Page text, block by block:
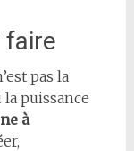
faire
pas la
puissance
à